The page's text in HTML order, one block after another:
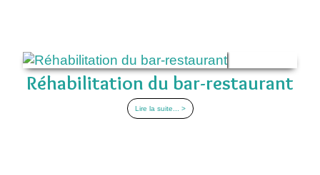
Réhabilitation du bar-restaurant
Lire la suite... >